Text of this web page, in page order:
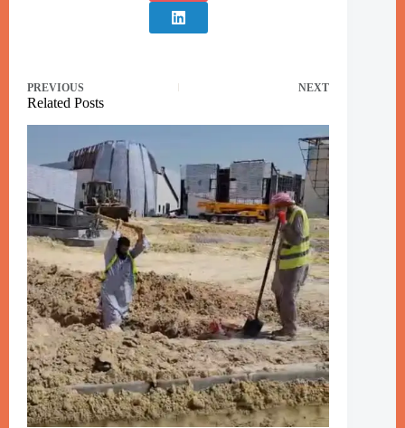
PREVIOUS NEXT
Related Posts